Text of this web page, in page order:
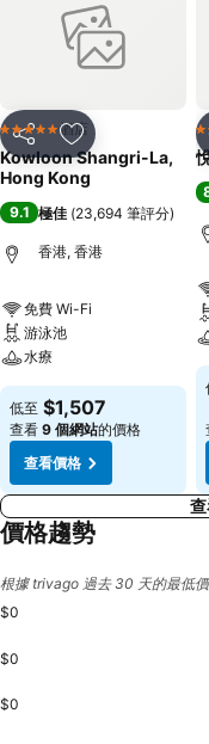
分享 放到收藏夾
5 星級 酒店
Kowloon Shangri-La,
Hong Kong
9.1 極佳 (23,694 筆評分)
香港, 香港
免費 Wi-Fi
游泳池
水療
低至 $1,507
查看 9 個網站的價格
查看價格
4
價格趨勢
根據 trivago 過去 30 天的最低
$0
$0
$0